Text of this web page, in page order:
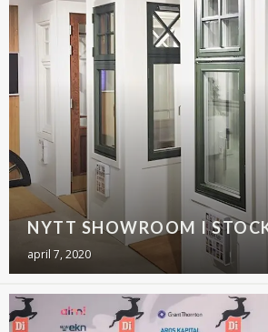
NYTT SHOWROOM I
april 7, 2020